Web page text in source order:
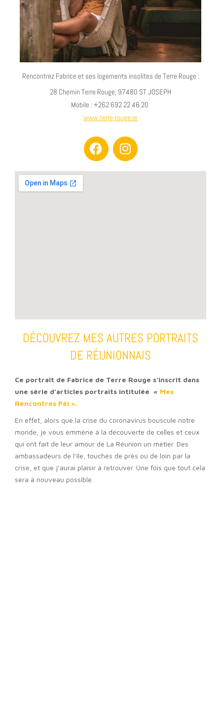
Rencontrez Fabrice et ses logements insolites de Terre Rouge :
28 Chemin Terre Rouge, 97480 ST JOSEPH
Mobile : +262 692 22 46 20
www.terre-rouge.re
DÉCOUVREZ MES AUTRES PORTRAITS
DE RÉUNIONNAIS
Ce portrait de Fabrice de Terre Rouge s’inscrit dans
une série d’articles portraits intitulée « Mes
Rencontres Péi ».
En effet, alors que la crise du coronavirus bouscule notre
monde, je vous emmène à la découverte de celles et ceux
qui ont fait de leur amour de La Réunion un métier. Des
ambassadeurs de l’île, touchés de près ou de loin par la
crise, et que j’aurai plaisir à retrouver. Une fois que tout cela
sera à nouveau possible.